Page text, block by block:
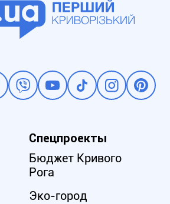
Спецпроекты
Бюджет Кривого
Рога
Эко-город